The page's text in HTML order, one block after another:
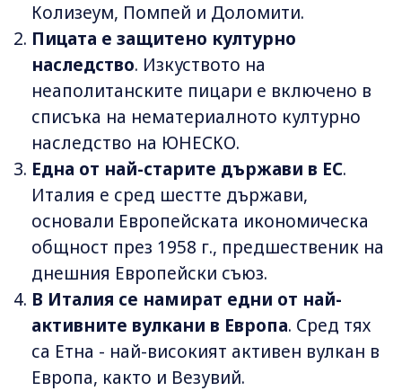
Колизеум, Помпей и Доломити.
Пицата е защитено културно
наследство. Изкуството на
неаполитанските пицари е включено в
списъка на нематериалното културно
наследство на ЮНЕСКО.
Една от най-старите държави в ЕС.
Италия е сред шестте държави,
основали Европейската икономическа
общност през 1958 г., предшественик на
днешния Европейски съюз.
В Италия се намират едни от най-
активните вулкани в Европа. Сред тях
са Етна - най-високият активен вулкан в
Европа, както и Везувий.